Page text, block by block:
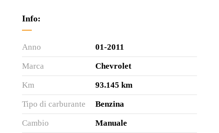
Info:
Anno 01-2011
Marca Chevrolet
Km 93.145 km
Tipo di carburante Benzina
Cambio Manuale